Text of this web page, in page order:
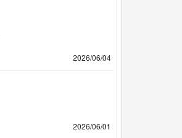
2026/06/04
2026/06/01